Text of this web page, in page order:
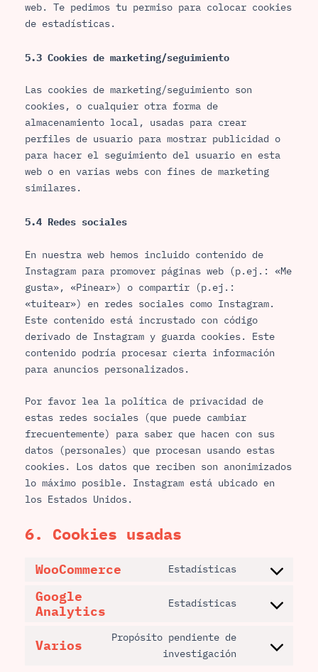
web. Te pedimos tu permiso para colocar cookies
de estadísticas.
5.3 Cookies de marketing/seguimiento
Las cookies de marketing/seguimiento son
cookies, o cualquier otra forma de
almacenamiento local, usadas para crear
perfiles de usuario para mostrar publicidad o
para hacer el seguimiento del usuario en esta
web o en varias webs con fines de marketing
similares.
5.4 Redes sociales
En nuestra web hemos incluido contenido de
Instagram para promover páginas web (p.ej.: «Me
gusta», «Pinear») o compartir (p.ej.:
«tuitear») en redes sociales como Instagram.
Este contenido está incrustado con código
derivado de Instagram y guarda cookies. Este
contenido podría procesar cierta información
para anuncios personalizados.
Por favor lea la política de privacidad de
estas redes sociales (que puede cambiar
frecuentemente) para saber que hacen con sus
datos (personales) que procesan usando estas
cookies. Los datos que reciben son anonimizados
lo máximo posible. Instagram está ubicado en
los Estados Unidos.
6. Cookies usadas
WooCommerce Estadísticas
Google
Analytics
Estadísticas
Varios
Propósito pendiente de
investigación